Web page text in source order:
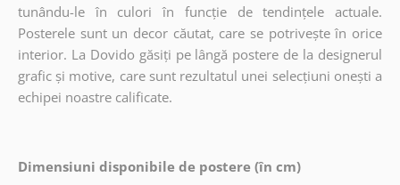
tunându-le în culori în funcție de tendințele actuale.
Posterele sunt un decor căutat, care se potrivește în orice
interior. La Dovido găsiți pe lângă postere de la designerul
grafic și motive, care sunt rezultatul unei selecțiuni onești a
echipei noastre calificate.
Dimensiuni disponibile de postere (în cm)